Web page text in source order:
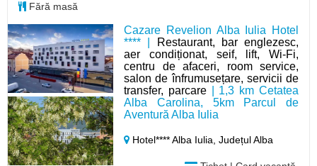
Cazare Revelion Alba Iulia Hotel
**** |
Restaurant, bar englezesc,
aer condiționat, seif, lift, Wi-Fi,
centru de afaceri, room service,
salon de înfrumusețare, servicii de
transfer, parcare| 1,3 km Cetatea
Alba Carolina, 5km Parcul de
Aventură Alba Iulia
Hotel**** Alba Iulia,Județul Alba
Fără masă